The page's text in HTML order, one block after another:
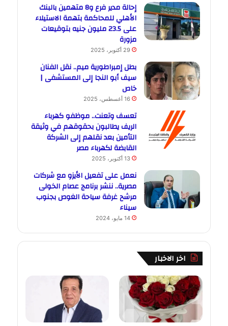
إحالة مدير فرع و8 متهمين بالبنك
الأهلي للمحاكمة بتهمة الاستيلاء
على 23.5 مليون جنيه بتوقيعات
مزورة
29 أكتوبر، 2025
بطل إمبراطورية ميم.. نقل الفنان
سيف أبو النجا إلى المستشفى |
خاص
16 أغسطس، 2025
تعسف وتعنت.. موظفو كهرباء
الريف يطالبون بحقوقهم في وثيقة
التأمين بعد نقلهم إلى الشركة
القابضة لكهرباء مصر
13 أكتوبر، 2025
نعمل على تفعيل الأيزو مع شركات
مصرية.. ننشر برنامج عصام الخولى
مرشح غرفة سياحة الغوص بجنوب
سيناء
14 مايو، 2024
اخر الاخبار